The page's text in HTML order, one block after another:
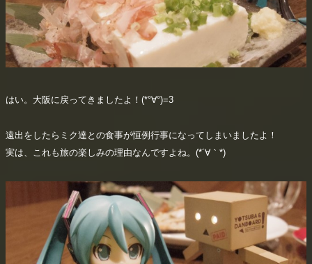
はい。大阪に戻ってきましたよ！(*°∀°)=3
遠出をしたらミク達との食事が恒例行事になってしまいましたよ！
実は、これも旅の楽しみの理由なんですよね。(*´∀｀*)